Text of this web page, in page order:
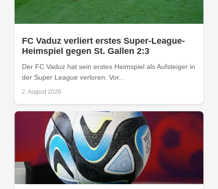
FC Vaduz verliert erstes Super-League-
Heimspiel gegen St. Gallen 2:3
Der FC Vaduz hat sein erstes Heimspiel als Aufsteiger in
der Super League verloren. Vor...
2. August 2026